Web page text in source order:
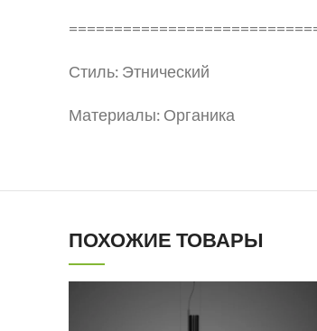
Стиль: Этнический
Материалы: Органика
ПОХОЖИЕ ТОВАРЫ